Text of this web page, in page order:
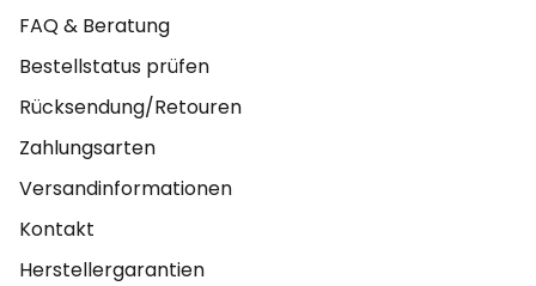
FAQ & Beratung
Bestellstatus prüfen
Rücksendung/Retouren
Zahlungsarten
Versandinformationen
Kontakt
Herstellergarantien